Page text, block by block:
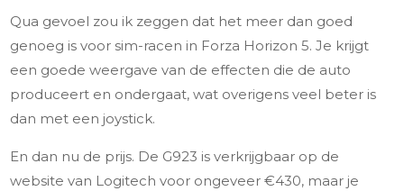
Qua gevoel zou ik zeggen dat het meer dan goed
genoeg is voor sim-racen in Forza Horizon 5. Je krijgt
een goede weergave van de effecten die de auto
produceert en ondergaat, wat overigens veel beter is
dan met een joystick.
En dan nu de prijs. De G923 is verkrijgbaar op de
website van Logitech voor ongeveer €430, maar je